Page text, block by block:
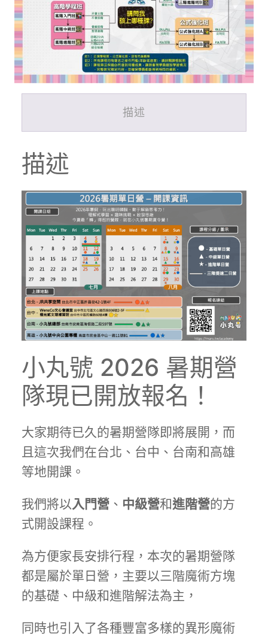
描述
描述
小丸號 2026 暑期營
隊現已開放報名！
大家期待已久的暑期營隊即將展開，而
且這次我們在台北、台中、台南和高雄
等地開課。
我們將以入門營 、 中級營和進階營的方
式開設課程。
為方便家長安排行程，本次的暑期營隊
都是屬於單日營，主要以三階魔術方塊
的基礎、中級和進階解法為主，
同時也引入了各種豐富多樣的異形魔術